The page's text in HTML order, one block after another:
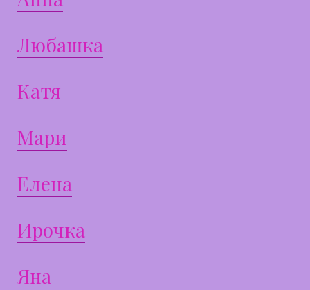
Любашка
Катя
Мари
Елена
Ирочка
Яна